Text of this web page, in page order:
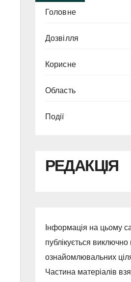
Головне
Дозвілля
Корисне
Область
Події
РЕДАКЦІЯ
Інформація на цьому
публікується виключно
ознайомлювальних
Частина матеріалів